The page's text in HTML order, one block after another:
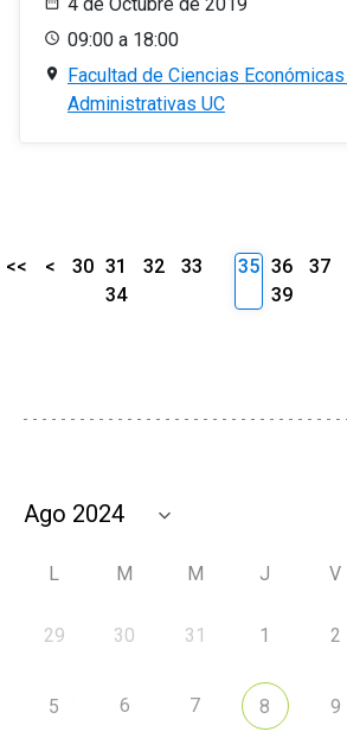
09:00 a 18:00
Facultad de Ciencias
Administrativas UC
<< < 30 31 32
33
34
35 36 37
39
L M M J V
29 30 31 1 2
5 6 7 8 9